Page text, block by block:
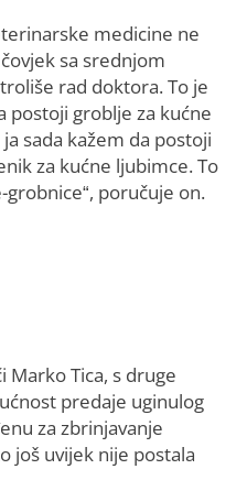
medicine ne
sa srednjom
rad doktora. To je
postoji groblje za kućne
sada kažem da postoji
za kućne ljubimce. To
poručuje on.
Marko Tica, s druge
predaje uginulog
za zbrinjavanje
još uvijek nije postala